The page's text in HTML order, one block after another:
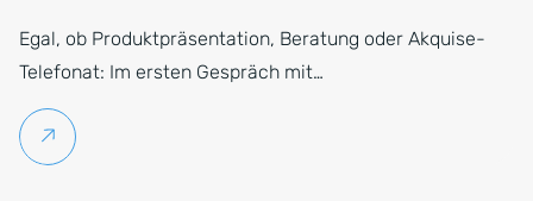
Egal, ob Produktpräsentation, Beratung oder Akquise-
Telefonat: Im ersten Gespräch mit…
Weiterlesen